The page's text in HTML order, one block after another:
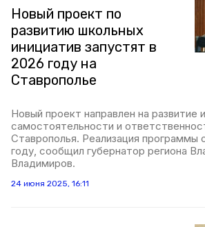
Новый проект по
развитию школьных
инициатив запустят в
2026 году на
Ставрополье
Новый проект направлен на развитие
самостоятельности и
Ставрополья. Реализация программы
году, сообщил губернатор региона
Владимиров.
24 июня 2025, 16:11